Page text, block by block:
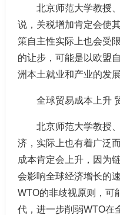
北京师范大学教授
说，关税增加肯定会使
策自主性实际上也会受
的让步，可能是以欧盟
洲本土就业和产业的发展
全球贸易成本上升
北京师范大学教授
济，实际上也有着广泛
成本肯定会上升，因为
会影响全球经济增长的
WTO的非歧视原则，可
代，进一步削弱WTO在